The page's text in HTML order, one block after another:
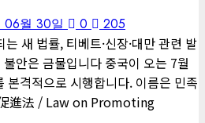
백화점이 문을 닫던 날, 700명이
9
06월 30일 0 205
새 법률, 티베트·신장·대만 관련 발
안은 금물입니다 중국이 오는 7월
본격적으로 시행합니다. 이름은 민족
進法 / Law on Promoting